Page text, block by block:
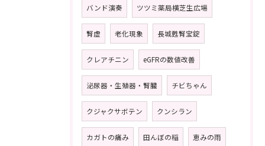
バンド演奏 ツツミ薬局横芝生広場
腎虚 老化現象 長城甦腎宝錠
クレアチニン eGFRの数値改善
泌尿器・生殖器・腎臓 チビちゃん
クジャクサボテン クンシラン
カガトの痛み 田んぼの稲 恵みの雨